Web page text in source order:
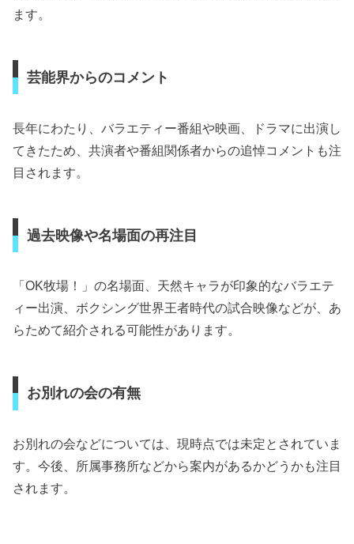
ます。
芸能界からのコメント
長年にわたり、バラエティー番組や映画、ドラマに出演し
てきたため、共演者や番組関係者からの追悼コメントも注
目されます。
過去映像や名場面の再注目
「OK牧場！」の名場面、天然キャラが印象的なバラエテ
ィー出演、ボクシング世界王者時代の試合映像などが、あ
らためて紹介される可能性があります。
お別れの会の有無
お別れの会などについては、現時点では未定とされていま
す。今後、所属事務所などから案内があるかどうかも注目
されます。